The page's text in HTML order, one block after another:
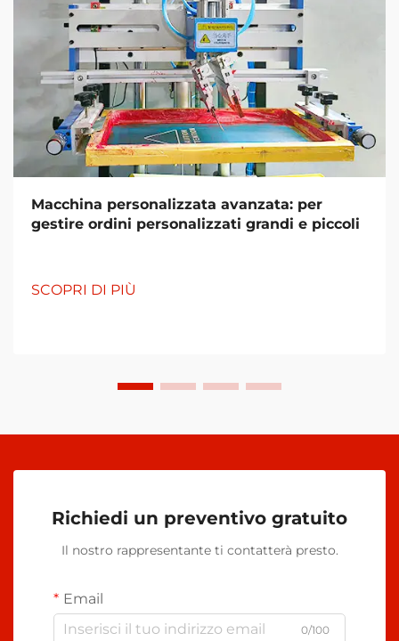
Macchina personalizzata avanzata: per
gestire ordini personalizzati grandi e piccoli
SCOPRI DI PIÙ
Richiedi un preventivo gratuito
Il nostro rappresentante ti contatterà presto.
Email
0/100